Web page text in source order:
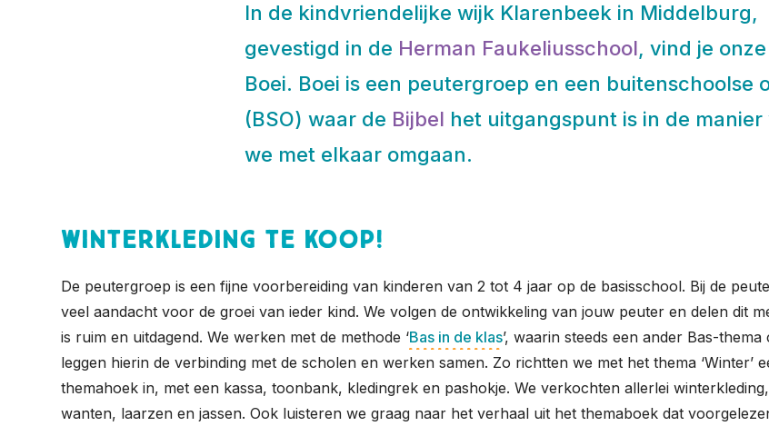
In de kindvriendelijke wijk Klarenbeek in Middelburg,
gevestigd in de Herman Faukeliusschool, vind je
Boei. Boei is een peutergroep en een buitenschoolse
(BSO) waar de Bijbel het uitgangspunt is in de manier
we met elkaar omgaan.
Winterkleding te koop!
De peutergroep is een fijne voorbereiding van kinderen van 2 tot 4 jaar op de basisschool. Bij de
veel aandacht voor de groei van ieder kind. We volgen de ontwikkeling van jouw peuter en delen dit
is ruim en uitdagend. We werken met de methode ‘Bas in de klas’, waarin steeds een ander Bas-thema
leggen hierin de verbinding met de scholen en werken samen. Zo richtten we met het thema ‘Winter’
themahoek in, met een kassa, toonbank, kledingrek en pashokje. We verkochten allerlei
wanten, laarzen en jassen. Ook luisteren we graag naar het verhaal uit het themaboek dat